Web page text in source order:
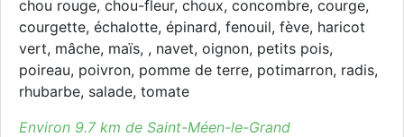
chou rouge, chou-fleur, choux, concombre, courge,
courgette, échalotte, épinard, fenouil, fève, haricot
vert, mâche, maïs, , navet, oignon, petits pois,
poireau, poivron, pomme de terre, potimarron, radis,
rhubarbe, salade, tomate
Environ 9.7 km de Saint-Méen-le-Grand